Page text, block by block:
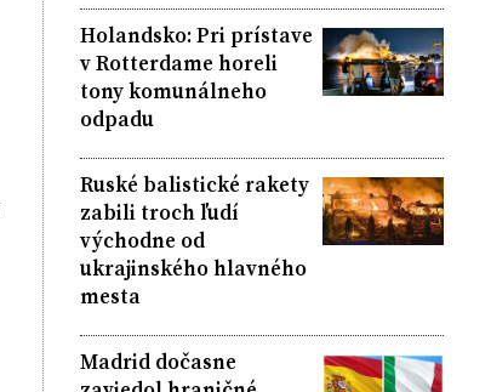
Holandsko: Pri prístave
v Rotterdame horeli
tony komunálneho
odpadu
Ruské balistické rakety
zabili troch ľudí
východne od
ukrajinského hlavného
mesta
Madrid dočasne